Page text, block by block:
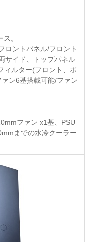
。
ロントパネル/フロント
サイド、トップパネル
ィルター(フロント、ボ
ン6基搭載可能/ファン
ファン x1基、PSU
までの水冷クーラー